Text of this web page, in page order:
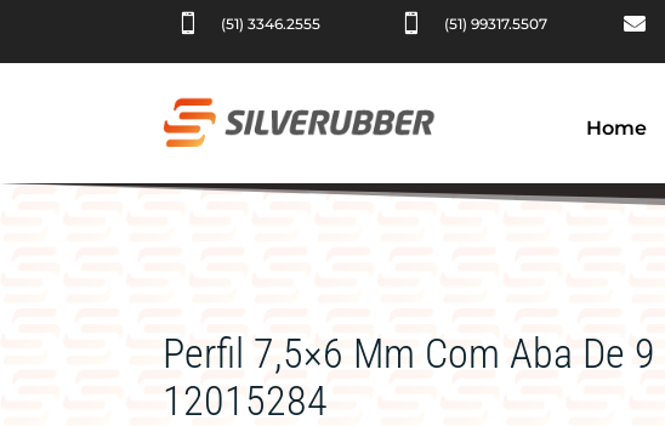
 (51) 3346.2555  (51) 99317.5507 
Home
Perfil 7,5×6 Mm Com Aba De
12015284